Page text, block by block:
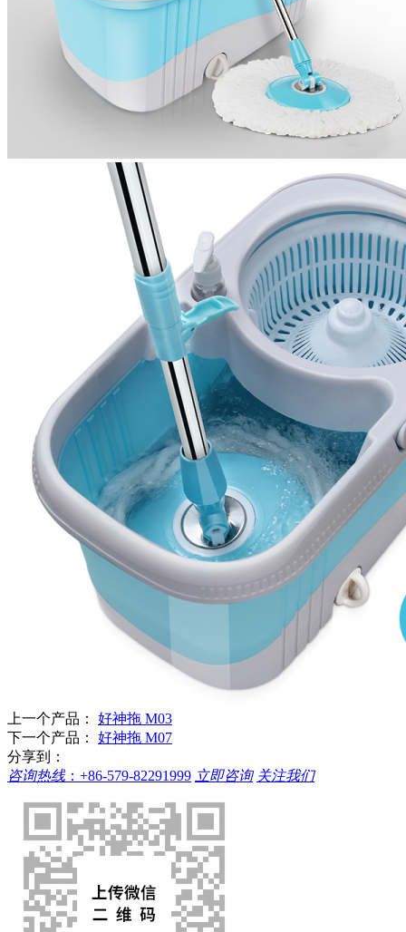
上一个产品： 好神拖 M03
下一个产品： 好神拖 M07
分享到：
咨询热线： +86-579-82291999 立即咨询 关注我们